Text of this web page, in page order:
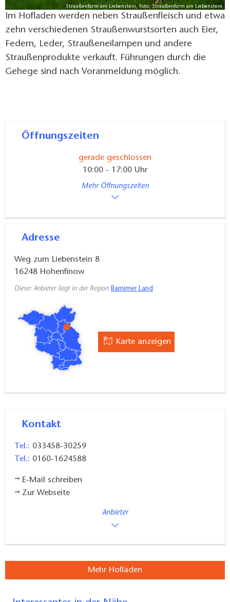
Straußenfarm am Liebenstein, Foto: Straußenfarm am Liebenstein
Im Hofladen werden neben Straußenfleisch und etwa
zehn verschiedenen Straußenwurstsorten auch Eier,
Federn, Leder, Straußeneilampen und andere
Straußenprodukte verkauft. Führungen durch die
Gehege sind nach Voranmeldung möglich.
Öffnungszeiten
gerade geschlossen
10:00 - 17:00 Uhr
Mehr Öffnungszeiten
Adresse
Weg zum Liebenstein 8
16248 Hohenfinow
Dieser Anbieter liegt in der Region Barnimer Land
Karte anzeigen
Kontakt
Tel.: 033458-30259
Tel.: 0160-1624588
E-Mail schreiben
Zur Webseite
Anbieter
Mehr Hofläden